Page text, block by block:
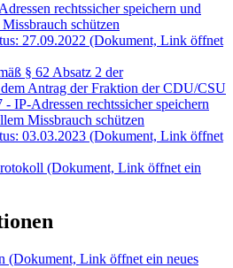
rechtssicher speichern und
schützen
27.09.2022 (Dokument, Link öffnet
§ 62 Absatz 2 der
Antrag der Fraktion der CDU/CSU
IP-Adressen rechtssicher speichern
Missbrauch schützen
03.03.2023 (Dokument, Link öffnet
(Dokument, Link öffnet ein
(Dokument, Link öffnet ein neues